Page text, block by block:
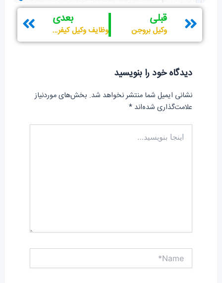
قبلیقبلی
وکیل بروجن
بعدی
وظایف وکیل کیفری چیست؟
دیدگاه‌ خود را بنویسید
نشانی ایمیل شما منتشر نخواهد شد. بخش‌های موردنیاز
علامت‌گذاری شده‌اند *
اینجا
بنویسید…
Name*